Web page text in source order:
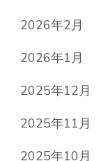
2026年2月
2026年1月
2025年12月
2025年11月
2025年10月